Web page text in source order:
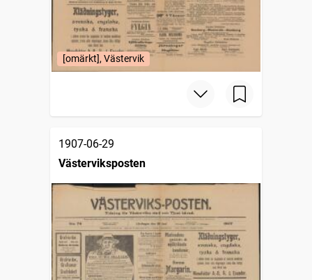
[omärkt], Västervik
1907-06-29
Västerviksposten